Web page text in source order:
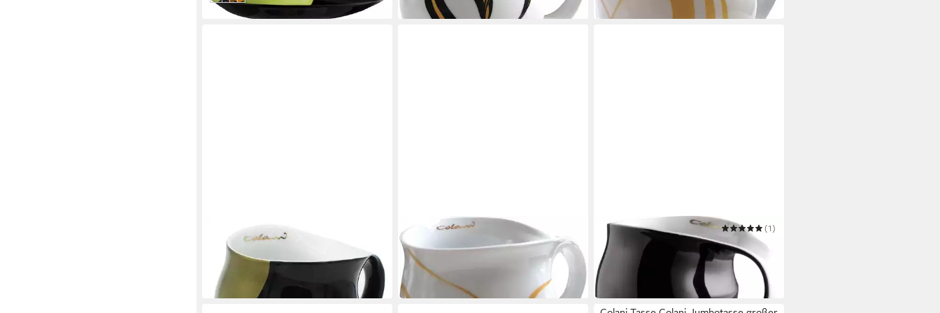
in 4-5 Werktagen bei dir
Tasse Becher Kaffeetasse Arrow
schwarz - gold Porzellan 260ml
29,95 €
in 4-5 Werktagen bei dir
COLANI
Tasse Jumbotasse XXL Tasse
Kaffeetasse Loop Gold 600ml
34,95 €
in 4-5 Werktagen bei dir
COLANI
Tasse Kaffeetasse Cappuccino Tasse
Kaffeebecher Schwarz 260ml
(1)
28,95 €
in 4-5 Werktagen bei dir